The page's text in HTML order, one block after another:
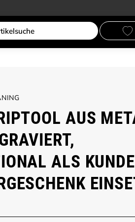
AUS
ALS